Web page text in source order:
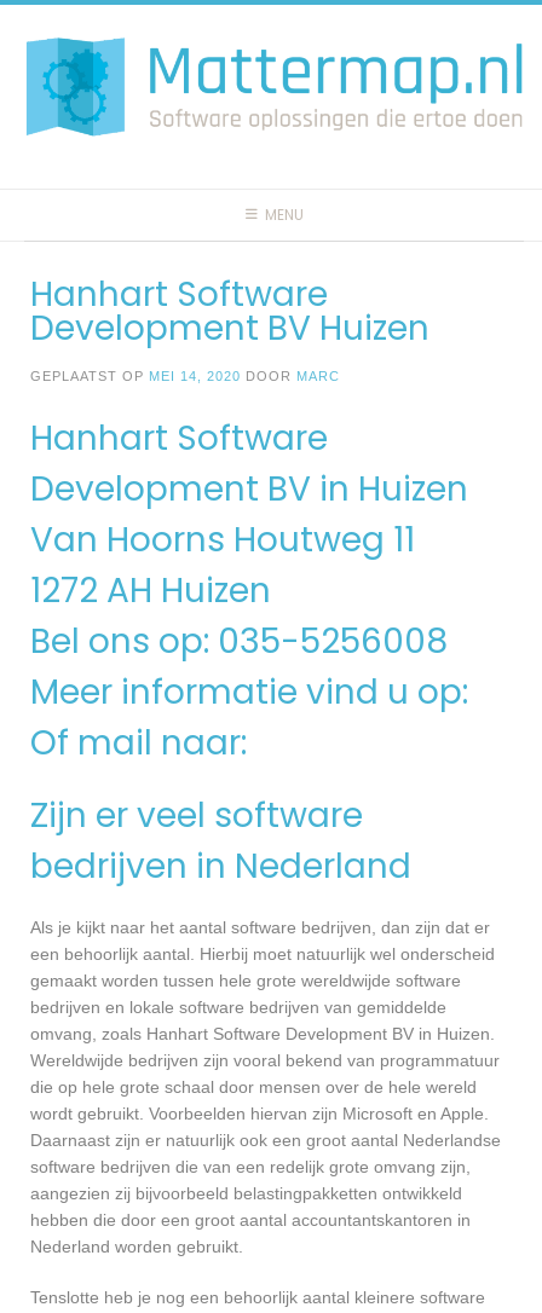
naar
inhoud
MENU
Hanhart Software
Development BV Huizen
GEPLAATST OP MEI 14, 2020 DOOR MARC
Hanhart Software
Development BV in Huizen
Van Hoorns Houtweg 11
1272 AH Huizen
Bel ons op: 035-5256008
Meer informatie vind u op:
Of mail naar:
Zijn er veel software
bedrijven in Nederland
Als je kijkt naar het aantal software bedrijven, dan zijn dat er
een behoorlijk aantal. Hierbij moet natuurlijk wel onderscheid
gemaakt worden tussen hele grote wereldwijde software
bedrijven en lokale software bedrijven van gemiddelde
omvang, zoals Hanhart Software Development BV in Huizen.
Wereldwijde bedrijven zijn vooral bekend van programmatuur
die op hele grote schaal door mensen over de hele wereld
wordt gebruikt. Voorbeelden hiervan zijn Microsoft en Apple.
Daarnaast zijn er natuurlijk ook een groot aantal Nederlandse
software bedrijven die van een redelijk grote omvang zijn,
aangezien zij bijvoorbeeld belastingpakketten ontwikkeld
hebben die door een groot aantal accountantskantoren in
Nederland worden gebruikt.
Tenslotte heb je nog een behoorlijk aantal kleinere software